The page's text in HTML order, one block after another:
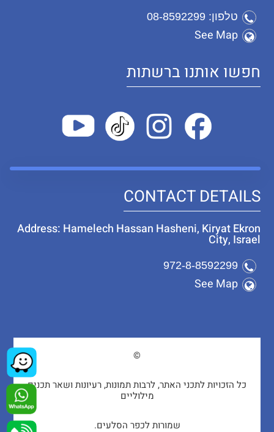
טלפון: 08-8592299
See Map
חפשו אותנו ברשתות
CONTACT DETAILS
Address: Hamelech Hassan Hasheni, Kiryat Ekron
City, Israel
972-8-8592299
See Map
©
כל הזכויות לתכני האתר, לרבות תמונות, רעיונות ושאר תכנים
מילוליים
שמורות לכפר הסלעים.